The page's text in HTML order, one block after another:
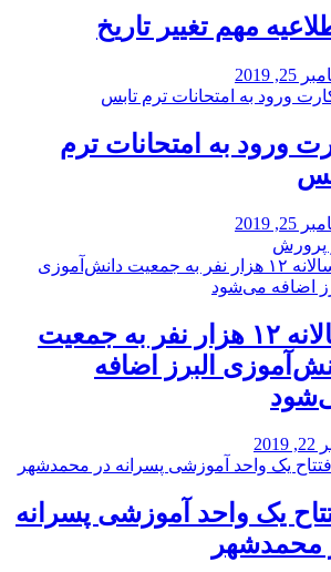
مهم تغییر تاریخ
2019
ورود به امتحانات ترم
2019
پرورش
️سالانه ۱۲ هزار نفر به جمعیت
البرز اضافه
یک واحد آموزشی پسرانه
محمدشهر